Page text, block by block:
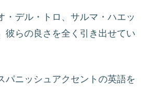
デル・トロ、サルマ・ハエッ
彼らの良さを全く引き出せてい
パニッシュアクセントの英語を